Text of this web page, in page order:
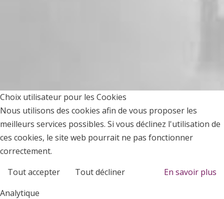
Choix utilisateur pour les Cookies
Nous utilisons des cookies afin de vous proposer les
meilleurs services possibles. Si vous déclinez l'utilisation de
ces cookies, le site web pourrait ne pas fonctionner
correctement.
Tout accepter
Tout décliner
En savoir plus
Analytique